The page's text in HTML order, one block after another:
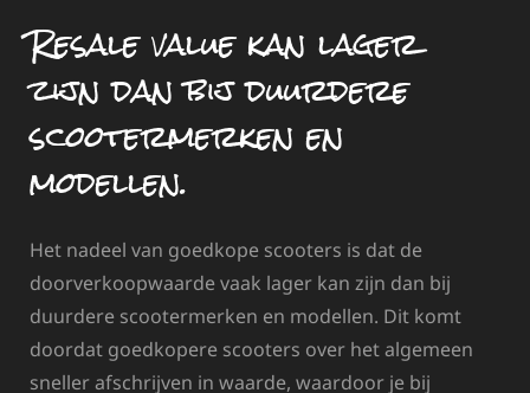
Resale value kan lager
zijn dan bij duurdere
scootermerken en
modellen.
Het nadeel van goedkope scooters is dat de
doorverkoopwaarde vaak lager kan zijn dan bij
duurdere scootermerken en modellen. Dit komt
doordat goedkopere scooters over het algemeen
sneller afschrijven in waarde, waardoor je bij